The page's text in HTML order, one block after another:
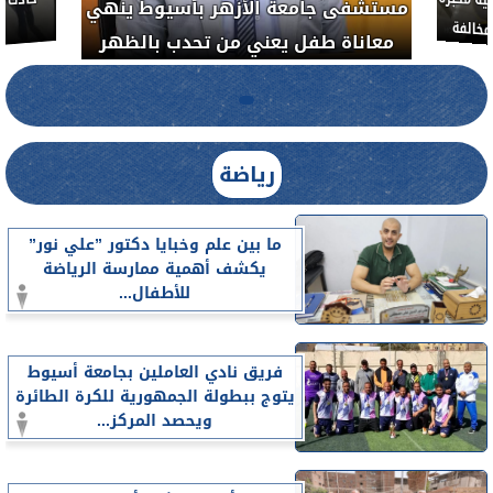
مستشفى جامعة الأزهر بأسيوط ينهي
معاناة طفل يعني من تحدب بالظهر
رياضة
ما بين علم وخبايا دكتور ”علي نور”
يكشف أهمية ممارسة الرياضة
للأطفال...
فريق نادي العاملين بجامعة أسيوط
يتوج ببطولة الجمهورية للكرة الطائرة
ويحصد المركز...